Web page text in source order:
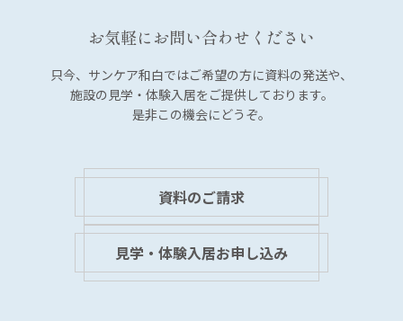
お気軽にお問い合わせください
只今、サンケア和白ではご希望の方に資料の発送や、
施設の見学・体験入居をご提供しております。
是非この機会にどうぞ。
資料のご請求
見学・体験入居お申し込み